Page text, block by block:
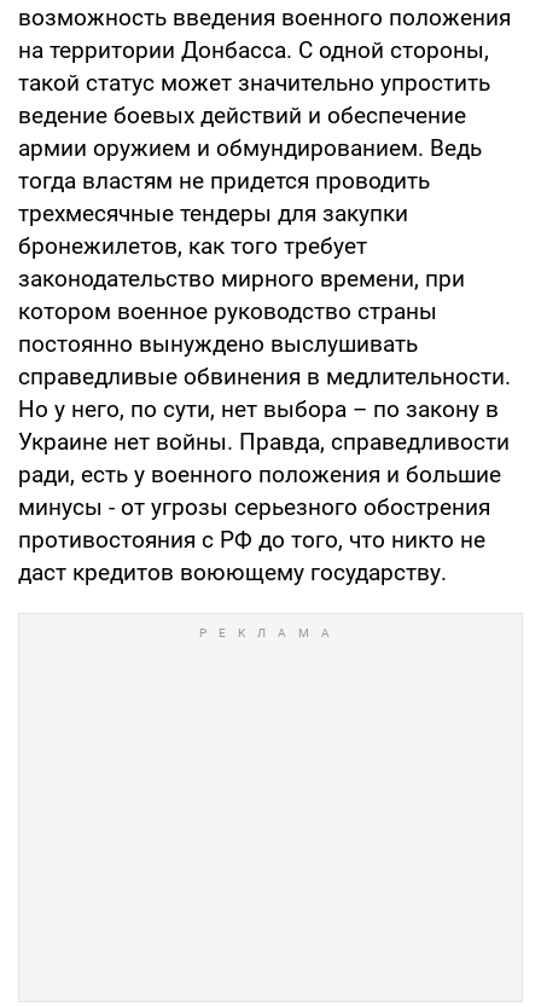
возможность введения военного положения
на территории Донбасса. С одной стороны,
такой статус может значительно упростить
ведение боевых действий и обеспечение
армии оружием и обмундированием. Ведь
тогда властям не придется проводить
трехмесячные тендеры для закупки
бронежилетов, как того требует
законодательство мирного времени, при
котором военное руководство страны
постоянно вынуждено выслушивать
справедливые обвинения в медлительности.
Но у него, по сути, нет выбора – по закону в
Украине нет войны. Правда, справедливости
ради, есть у военного положения и большие
минусы - от угрозы серьезного обострения
противостояния с РФ до того, что никто не
даст кредитов воюющему государству.